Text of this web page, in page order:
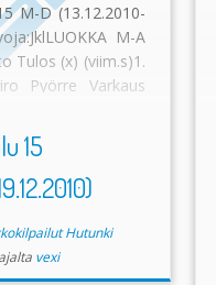
M-D (13.12.2010-
M-A
Tulos (x) (viim.s)1.
Pyörre Varkaus
1190 (26) (202)–
15
Hutunki
vexi